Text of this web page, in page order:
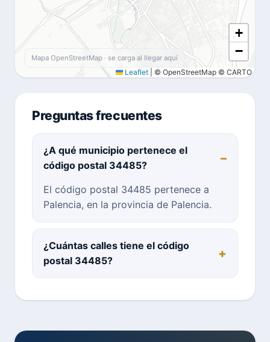
+
−
Leaflet © OpenStreetMap © CARTO
Mapa OpenStreetMap · se carga al llegar aquí
Preguntas frecuentes
¿A qué municipio pertenece el
código postal 34485?
El código postal 34485 pertenece a
Palencia, en la provincia de Palencia.
¿Cuántas calles tiene el código
postal 34485?